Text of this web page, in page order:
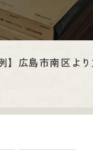
】広島市南区よ